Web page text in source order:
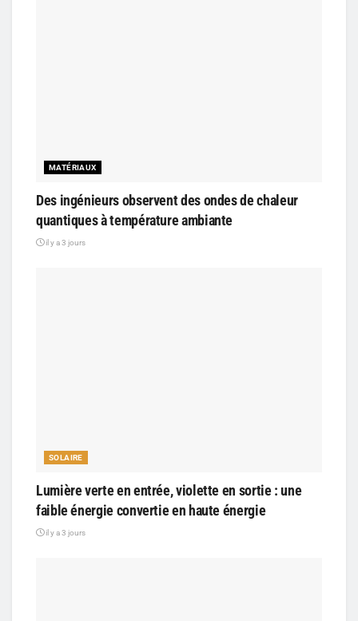
MATÉRIAUX
Des ingénieurs observent des ondes de chaleur
quantiques à température ambiante
il y a 3 jours
SOLAIRE
Lumière verte en entrée, violette en sortie : une
faible énergie convertie en haute énergie
il y a 3 jours